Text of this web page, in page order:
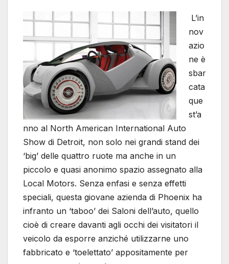
L’in
nov
azio
ne è
sbar
cata
que
st’a
nno al North American International Auto
Show di Detroit, non solo nei grandi stand dei
‘big’ delle quattro ruote ma anche in un
piccolo e quasi anonimo spazio assegnato alla
Local Motors. Senza enfasi e senza effetti
speciali, questa giovane azienda di Phoenix ha
infranto un ‘taboo’ dei Saloni dell’auto, quello
cioè di creare davanti agli occhi dei visitatori il
veicolo da esporre anziché utilizzarne uno
fabbricato e ‘toelettato’ appositamente per